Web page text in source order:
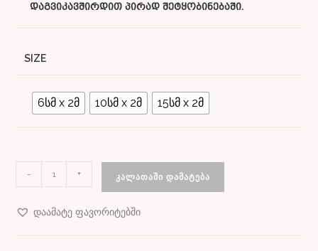
დაგვიკავშირდით პირად შეტყობინებაში.
SIZE
6სმ x 2მ 10სმ x 2მ 15სმ x 2მ
- + ᲙᲐᲚᲐᲗᲐᲨᲘ ᲓᲐᲛᲐᲢᲔᲑᲐ
დაამატე ფავორიტებში